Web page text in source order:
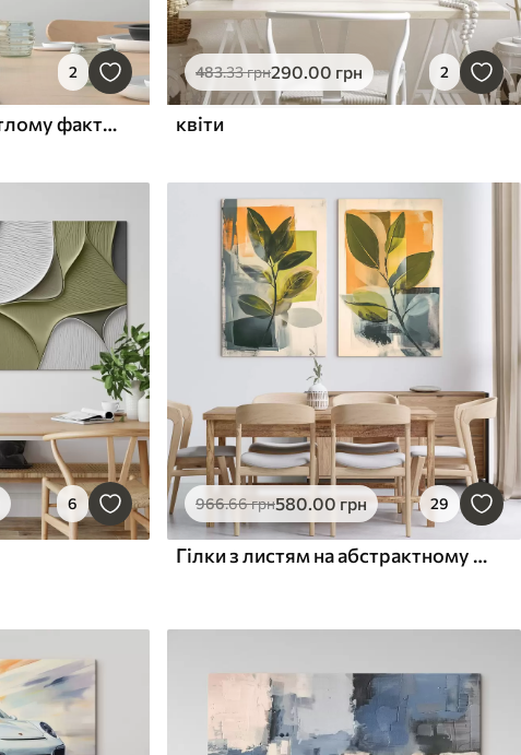
2
Невеликі квіти на світлому фактурному тлі
483.33грн290.00 грн 2
квіти
6 966.66грн580.00 грн 29
Гілки з листям на абстрактному тлі